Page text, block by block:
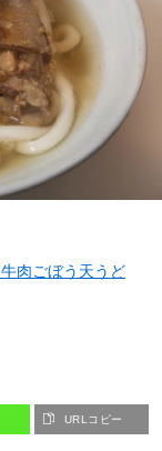
肉ごぼう天うど
URLコピー